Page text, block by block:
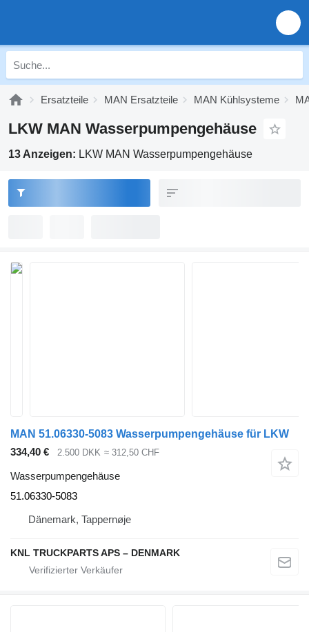
Ersatzteile MAN Ersatzteile MAN Kühlsysteme
LKW MAN Wasserpumpengehäuse
13 Anzeigen: LKW MAN Wasserpumpengehäuse
MAN 51.06330-5083 Wasserpumpengehäuse für LKW
334,40 €
2.500 DKK ≈ 312,50 CHF
Wasserpumpengehäuse
51.06330-5083
Dänemark, Tappernøje
KNL TRUCKPARTS APS – DENMARK